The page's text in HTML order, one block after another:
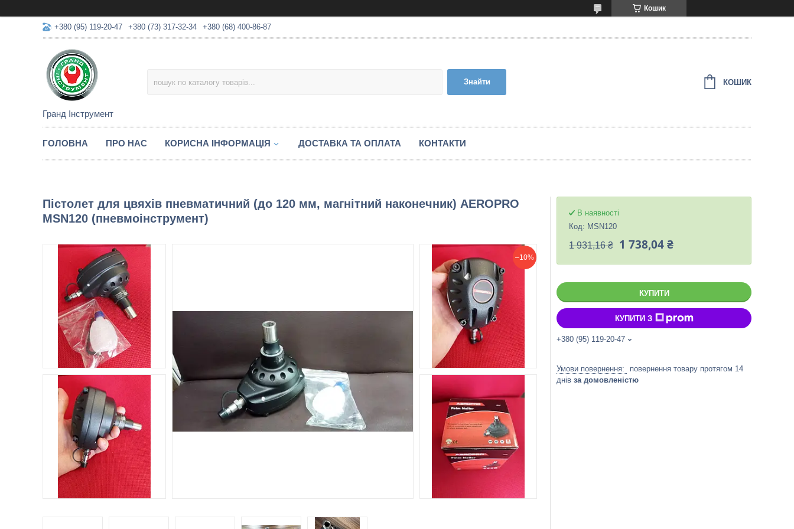
Кошик
+380 (95) 119-20-47 +380 (73) 317-32-34 +380 (68) 400-86-87
Гранд Інструмент
Знайти КОШИК
ГОЛОВНА ПРО НАС КОРИСНА ІНФОРМАЦІЯ ДОСТАВКА ТА ОПЛАТА КОНТАКТИ
Пістолет для цвяхів пневматичний (до 120 мм, магнітний наконечник) AEROPRO
MSN120 (пневмоінструмент)
–10%
В наявності
Код: MSN120
1 931,16 ₴ 1 738,04 ₴
КУПИТИ
КУПИТИ З
+380 (95) 119-20-47
повернення товару протягом 14
днів за домовленістю